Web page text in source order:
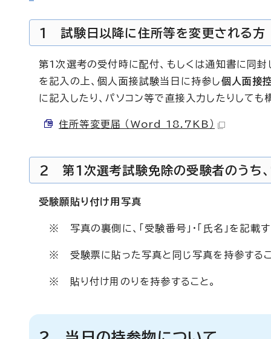
1 試験日以降に住所等を変更される方
第1次選考の受付時に配付、もしくは通知書に同
を記入の上、個人面接試験当日に持参し個人面接
に記入したり、パソコン等で直接入力したりしても
住所等変更届 （Word 18.7KB）
2 第1次選考試験免除の受験者のうち
受験願貼り付け用写真
※ 写真の裏側に、「受験番号」・「氏名」を記載す
※ 受験票に貼った写真と同じ写真を持参するこ
※ 貼り付け用のりを持参すること。